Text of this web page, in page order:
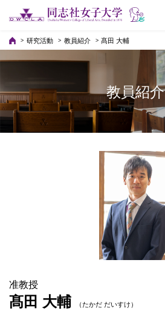
研究活動 教員紹介 髙田 大輔
教員紹介
准教授
髙田 大輔 （たかだ だいすけ）